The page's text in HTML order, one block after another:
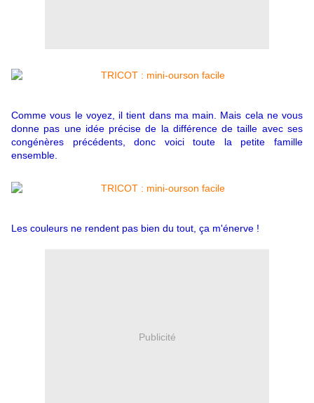
Comme vous le voyez, il tient dans ma main. Mais cela ne vous
donne pas une idée précise de la différence de taille avec ses
congénères précédents, donc voici toute la petite famille
ensemble.
Les couleurs ne rendent pas bien du tout, ça m'énerve !
Publicité